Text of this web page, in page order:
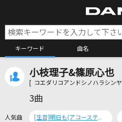
キーワード 曲名
カラオケ
小枝理子&篠原心也
[ コエダリコアンドシノハラシンヤ
3曲
人気曲 [生音]明日も(アコースティック ver.)